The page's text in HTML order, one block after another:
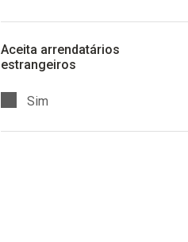
Aceita arrendatários
estrangeiros
Sim